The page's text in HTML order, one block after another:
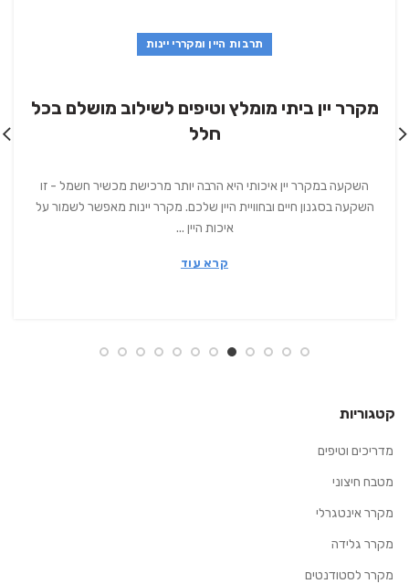
תרבות היין ומקררי יינות
מקרר יין ביתי מומלץ וטיפים לשילוב מושלם בכל
חלל
השקעה במקרר יין איכותי היא הרבה יותר מרכישת מכשיר חשמל - זו
השקעה בסגנון חיים ובחוויית היין שלכם. מקרר יינות מאפשר לשמור על
איכות היין ...
קרא עוד
קטגוריות
מדריכים וטיפים
מטבח חיצוני
מקרר אינטגרלי
מקרר גלידה
מקרר לסטודנטים